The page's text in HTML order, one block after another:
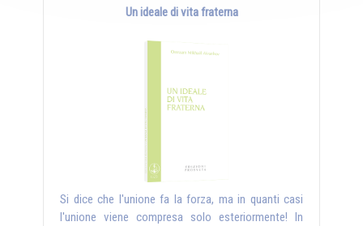
Un ideale di vita fraterna
Si dice che l'unione fa la forza, ma in quanti casi
l'unione viene compresa solo esteriormente! In